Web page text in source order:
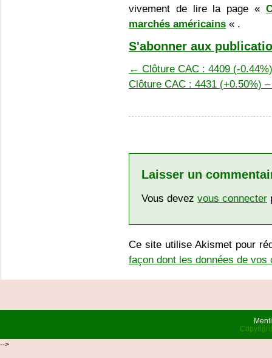
vivement de lire la page «
marchés américains « .
S'abonner aux
← Clôture CAC : 4409 (-
Clôture CAC : 4431 (+0.50%)
Laisser un
Vous devez vous connecter
Ce site utilise Akismet pour
façon dont les données de
-->